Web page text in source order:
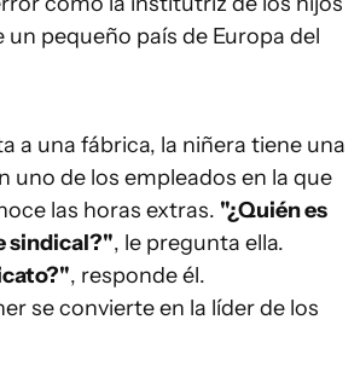
pequeño país de Europa del
a una fábrica, la niñera tiene una
uno de los empleados en la que
las horas extras. "¿Quién es
sindical?", le pregunta ella.
, responde él.
se convierte en la líder de los